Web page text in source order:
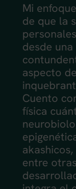
Mi
de que la
desde
aspecto
Cuento
física
entre